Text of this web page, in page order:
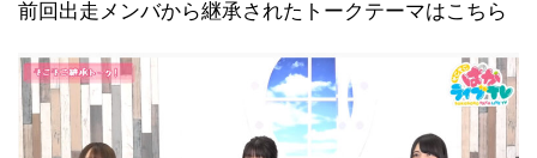
前回出走メンバから継承されたトークテーマはこちら